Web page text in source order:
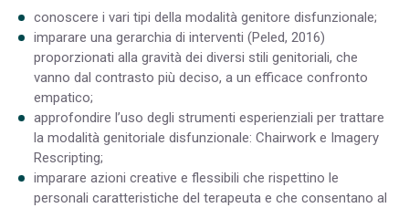
conoscere i vari tipi della modalità genitore disfunzionale;
imparare una gerarchia di interventi (Peled, 2016)
proporzionati alla gravità dei diversi stili genitoriali, che
vanno dal contrasto più deciso, a un efficace confronto
empatico;
approfondire l’uso degli strumenti esperienziali per trattare
la modalità genitoriale disfunzionale: Chairwork e Imagery
Rescripting;
imparare azioni creative e flessibili che rispettino le
personali caratteristiche del terapeuta e che consentano al